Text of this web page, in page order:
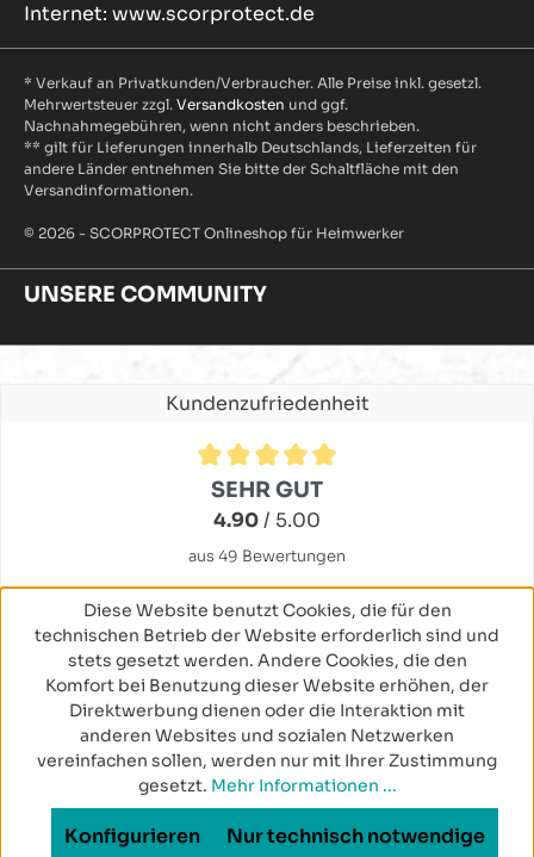
Internet: www.scorprotect.de
* Verkauf an Privatkunden/Verbraucher. Alle Preise inkl. gesetzl.
Mehrwertsteuer zzgl. Versandkosten und ggf.
Nachnahmegebühren, wenn nicht anders beschrieben.
** gilt für Lieferungen innerhalb Deutschlands, Lieferzeiten für
andere Länder entnehmen Sie bitte der Schaltfläche mit den
Versandinformationen.
© 2026 - SCORPROTECT Onlineshop für Heimwerker
UNSERE COMMUNITY
Kundenzufriedenheit
Durchschnittliche Bewertung von 4.9 von 5 Sternen
SEHR GUT
4.90/ 5.00
aus 49 Bewertungen
Diese Website benutzt Cookies, die für den
technischen Betrieb der Website erforderlich sind und
stets gesetzt werden. Andere Cookies, die den
Komfort bei Benutzung dieser Website erhöhen, der
Direktwerbung dienen oder die Interaktion mit
anderen Websites und sozialen Netzwerken
vereinfachen sollen, werden nur mit Ihrer Zustimmung
gesetzt. Mehr Informationen ...
Nur technisch notwendige
Konfigurieren